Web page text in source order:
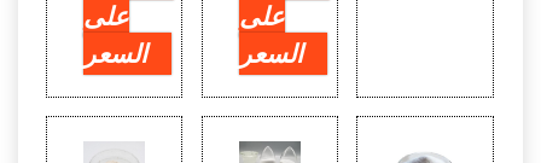
على
السعر
على
السعر